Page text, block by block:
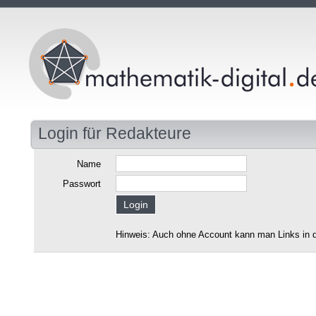
Login für Redakteure
Name
Passwort
Hinweis: Auch ohne Account kann man Links in